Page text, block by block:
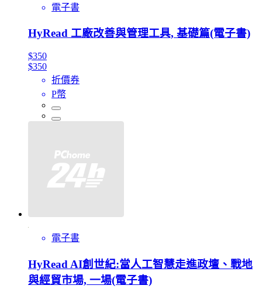
電子書
HyRead 工廠改善與管理工具, 基礎篇(電子書)
$350
$350
折價券
P幣
電子書
HyRead AI創世紀:當人工智慧走進政壇、戰地
與經貿市場, 一場(電子書)